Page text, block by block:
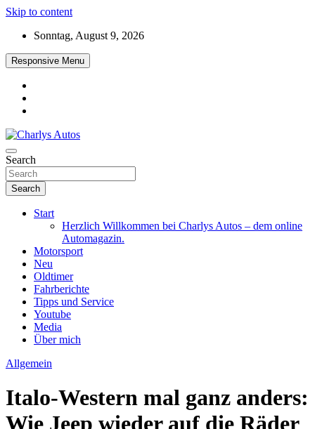
Skip to content
Sonntag, August 9, 2026
Responsive Menu
Charlys Autos
Das neue Automagazin – global. regional. informativ. interaktiv
Search
Search
Start
Herzlich Willkommen bei Charlys Autos – dem online
Automagazin.
Motorsport
Neu
Oldtimer
Fahrberichte
Tipps und Service
Youtube
Media
Über mich
Allgemein
Italo-Western mal ganz anders:
Wie Jeep wieder auf die Räder